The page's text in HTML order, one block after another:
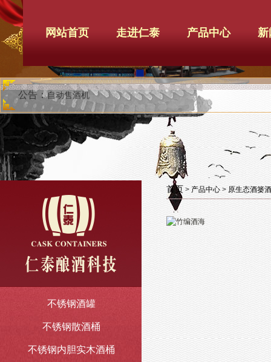
网站首页 走进仁泰 产品中心 新
公告：自动售酒机
不锈钢酒罐
不锈钢散酒桶
不锈钢内胆实木酒桶
首页 > 产品中心 > 原生态酒篓